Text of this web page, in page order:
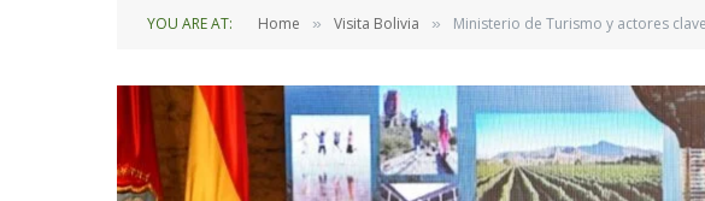
YOU ARE AT: Home » Visita Bolivia » Ministerio de Turismo y actores